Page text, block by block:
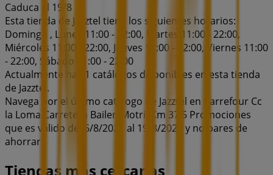
Caduca el 19/8
Esta tienda de Jazztel tiene los siguientes horarios:
Domingo , Lunes 11:00 - 22:00, Martes 11:00 - 22:00,
Miércoles 11:00 - 22:00, Jueves 11:00 - 22:00, Viernes 11:00
- 22:00, Sábado 11:00 - 22:00
Actualmente hay 1 catálogos disponibles en esta tienda
de Jazztel.
Navega por el último catálogo de Jazztel en Carrefour Cc
la Loma Carretera Bailen Motril Km 37,5 Promociones
que es válido del 6/8/2026 al 19/8/2026 y no pares de
ahorrar.
Tiendas más cercanas